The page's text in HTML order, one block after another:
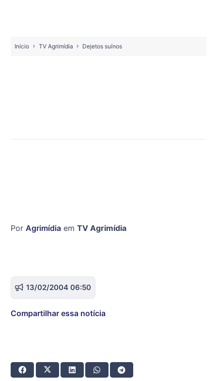
Início TV Agrimídia Dejetos suínos
Por Agrimídia em TV Agrimídia
13/02/2004 06:50
Compartilhar essa notícia